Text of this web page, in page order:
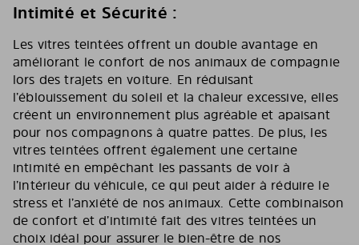
Intimité et Sécurité :
Les vitres teintées offrent un double avantage en
améliorant le confort de nos animaux de compagnie
lors des trajets en voiture. En réduisant
l’éblouissement du soleil et la chaleur excessive, elles
créent un environnement plus agréable et apaisant
pour nos compagnons à quatre pattes. De plus, les
vitres teintées offrent également une certaine
intimité en empêchant les passants de voir à
l’intérieur du véhicule, ce qui peut aider à réduire le
stress et l’anxiété de nos animaux. Cette combinaison
de confort et d’intimité fait des vitres teintées un
choix idéal pour assurer le bien-être de nos